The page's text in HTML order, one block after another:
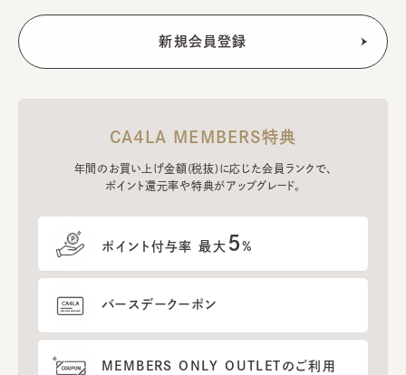
CA4LA MEMBERS特典
年間のお買い上げ金額(税抜)に応じた会員ランクで、
ポイント還元率や特典がアップグレード。
ポイント付与率 最大 5%
バースデークーポン
MEMBERS ONLY OUTLETのご利用